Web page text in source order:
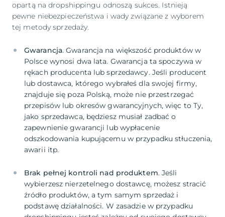
opartą na dropshippingu odnoszą sukces. Istnieją
pewne niebezpieczeństwa i wady związane z wyborem
tej metody sprzedaży.
Gwarancja. Gwarancja na większość produktów w
Polsce wynosi dwa lata. Gwarancja ta spoczywa w
rękach producenta lub sprzedawcy. Jeśli producent
lub dostawca, którego wybrałeś dla swojej firmy,
znajduje się poza Polską, może nie przestrzegać
przepisów lub okresów gwarancyjnych, więc to Ty,
jako sprzedawca, będziesz musiał zadbać o
zapewnienie gwarancji lub wypłacenie
odszkodowania kupującemu w przypadku stłuczenia,
Brak pełnej kontroli nad produktem. Jeśli
wybierzesz nierzetelnego dostawcę, możesz stracić
źródło produktów, a tym samym sprzedaż i
podstawę działalności. W zasadzie w przypadku